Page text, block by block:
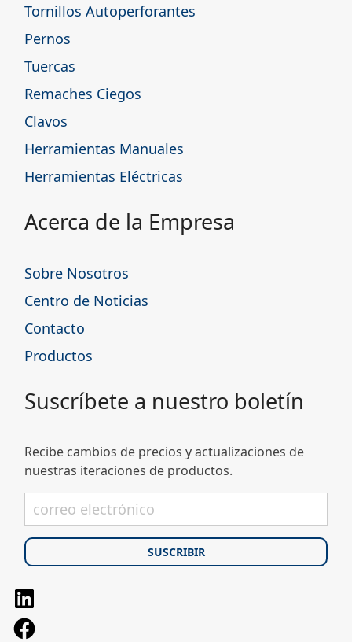
Tornillos Autoperforantes
Pernos
Tuercas
Remaches Ciegos
Clavos
Herramientas Manuales
Herramientas Eléctricas
Acerca de la Empresa
Sobre Nosotros
Centro de Noticias
Contacto
Productos
Suscríbete a nuestro boletín
Recibe cambios de precios y actualizaciones de
nuestras iteraciones de productos.
LinkedIn